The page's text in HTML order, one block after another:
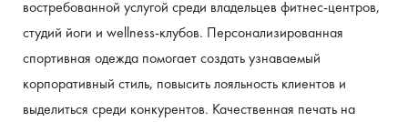
востребованной услугой среди владельцев фитнес-центров,
студий йоги и wellness-клубов. Персонализированная
спортивная одежда помогает создать узнаваемый
корпоративный стиль, повысить лояльность клиентов и
выделиться среди конкурентов. Качественная печать на